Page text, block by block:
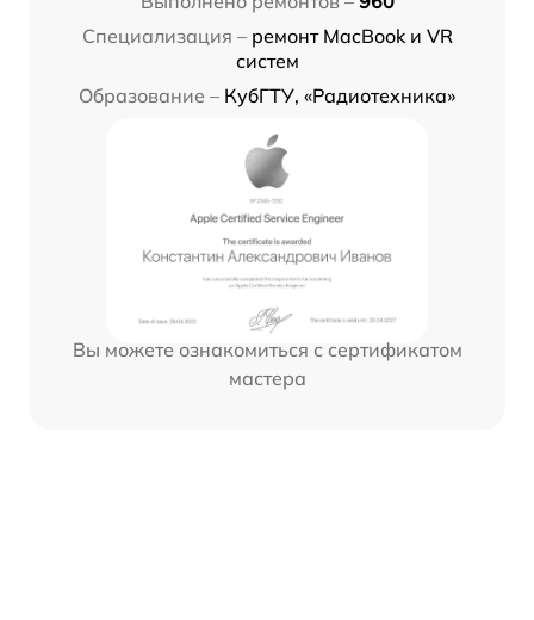
Специализация – ремонт MacBook и VR
систем
Образование – КубГТУ, «Радиотехника»
Вы можете ознакомиться с сертификатом
мастера